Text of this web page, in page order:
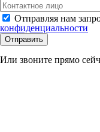
Отправляя нам
конфиденциальности
Отправить
Или звоните прямо